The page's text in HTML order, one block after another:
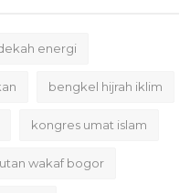
energi
bengkel hijrah iklim
kongres umat islam
wakaf bogor